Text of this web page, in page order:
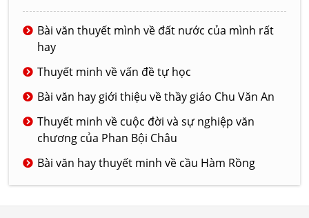
Bài văn thuyết mình về đất nước của mình rất
hay
Thuyết minh về vấn đề tự học
Bài văn hay giới thiệu về thầy giáo Chu Văn An
Thuyết minh về cuộc đời và sự nghiệp văn
chương của Phan Bội Châu
Bài văn hay thuyết minh về cầu Hàm Rồng